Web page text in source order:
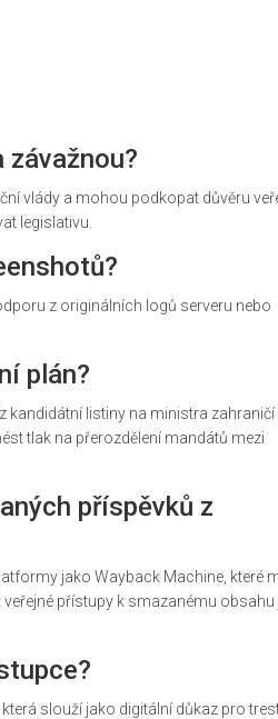
závažnou?
vlády a mohou podkopat důvěru
legislativu.
z originálních logů serveru nebo
plán?
kandidátní listiny na ministra zahraničí
tlak na přerozdělení mandátů mezi
příspěvků z
jako Wayback Machine, které
přístupy k smazanému obsahu
slouží jako digitální důkaz pro